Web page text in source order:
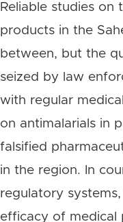
Reliable studies on
products in the
between, but the
seized by law
with regular
on antimalarials in
falsified
in the region. In
regulatory
efficacy of medical